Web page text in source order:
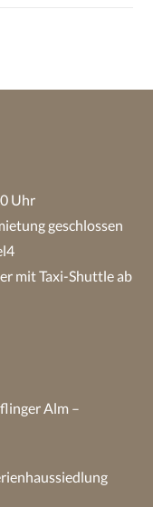
Uhr
geschlossen
mit Taxi-Shuttle ab
Alm –